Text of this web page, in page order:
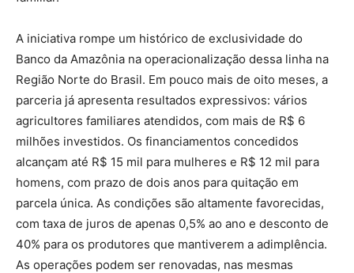
A iniciativa rompe um histórico de exclusividade do
Banco da Amazônia na operacionalização dessa linha na
Região Norte do Brasil. Em pouco mais de oito meses, a
parceria já apresenta resultados expressivos: vários
agricultores familiares atendidos, com mais de R$ 6
milhões investidos. Os financiamentos concedidos
alcançam até R$ 15 mil para mulheres e R$ 12 mil para
homens, com prazo de dois anos para quitação em
parcela única. As condições são altamente favorecidas,
com taxa de juros de apenas 0,5% ao ano e desconto de
40% para os produtores que mantiverem a adimplência.
As operações podem ser renovadas, nas mesmas